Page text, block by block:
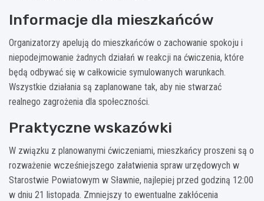
Informacje dla mieszkańców
Organizatorzy apelują do mieszkańców o zachowanie spokoju i
niepodejmowanie żadnych działań w reakcji na ćwiczenia, które
będą odbywać się w całkowicie symulowanych warunkach.
Wszystkie działania są zaplanowane tak, aby nie stwarzać
realnego zagrożenia dla społeczności.
Praktyczne wskazówki
W związku z planowanymi ćwiczeniami, mieszkańcy proszeni są o
rozważenie wcześniejszego załatwienia spraw urzędowych w
Starostwie Powiatowym w Sławnie, najlepiej przed godziną 12:00
w dniu 21 listopada. Zmniejszy to ewentualne zakłócenia